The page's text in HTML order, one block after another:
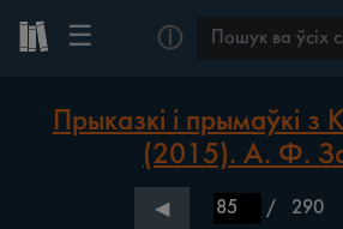
☰ ⓘ
Прыказкі і прымаўкі
(2015). А. Ф.
◀ / 290